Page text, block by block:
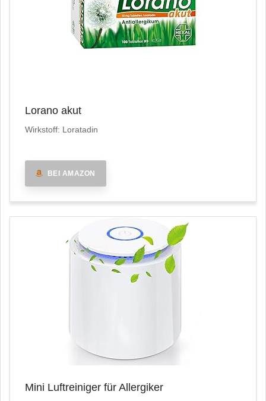
Lorano akut
Wirkstoff: Loratadin
BEI AMAZON
Mini Luftreiniger für Allergiker